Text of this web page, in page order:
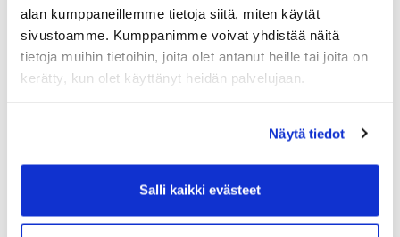
alan kumppaneillemme tietoja siitä, miten käytät
sivustoamme. Kumppanimme voivat yhdistää näitä
tietoja muihin tietoihin, joita olet antanut heille tai joita on
kerätty, kun olet käyttänyt heidän palvelujaan.
Näytä tiedot
Salli kaikki evästeet
Huoneistotyyppi:
1H+KK
Pinta-ala:
31m 2
Pinta-ala: